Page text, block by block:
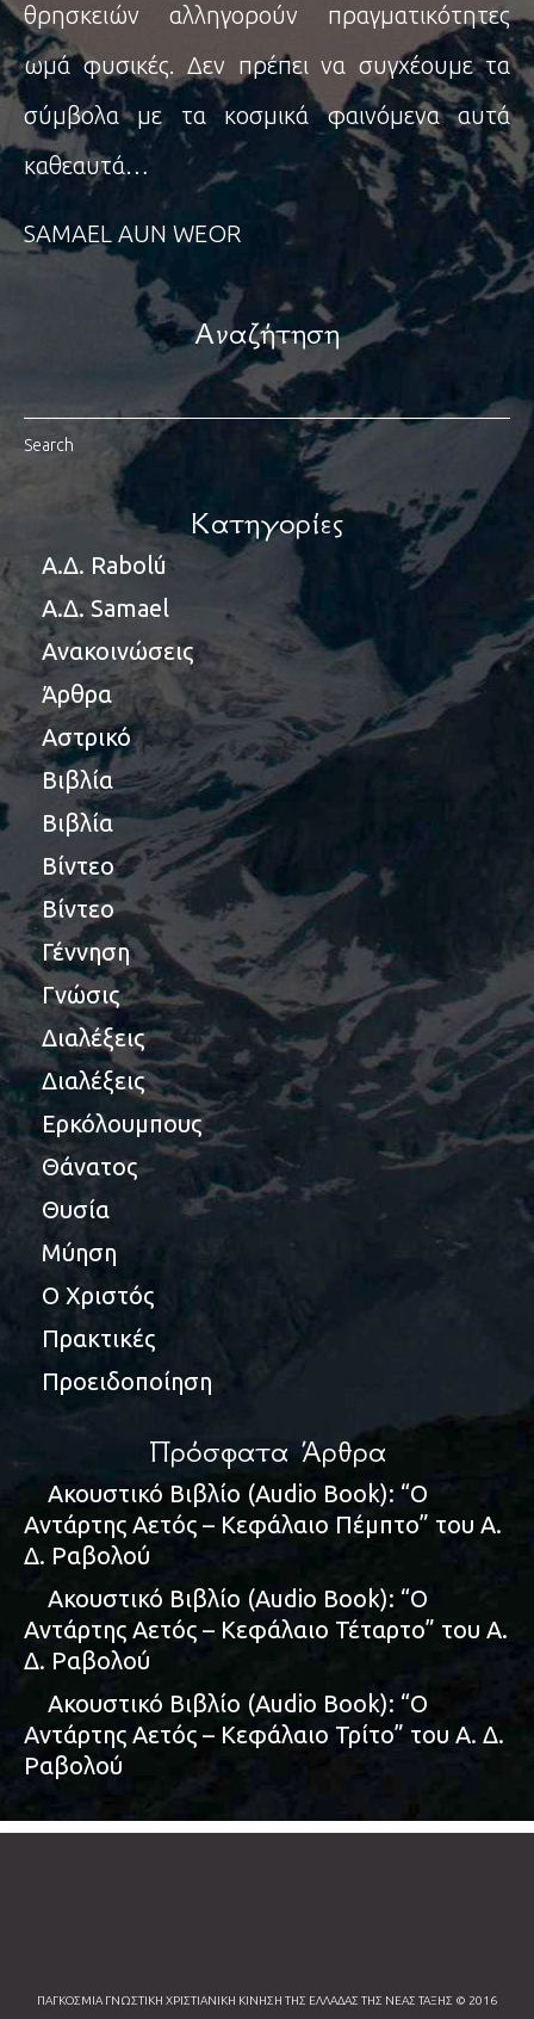
θρησκειών αλληγορούν πραγματικότητες
ωμά φυσικές. Δεν πρέπει να συγχέουμε τα
σύμβολα με τα κοσμικά φαινόμενα αυτά
καθεαυτά…
SAMAEL AUN WEOR
Αναζήτηση
Κατηγορίες
Α.Δ. Rabolú
Α.Δ. Samael
Ανακοινώσεις
Άρθρα
Αστρικό
Βιβλία
Βιβλία
Βίντεο
Βίντεο
Γέννηση
Γνώσις
Διαλέξεις
Διαλέξεις
Ερκόλουμπους
Θάνατος
Θυσία
Μύηση
Ο Χριστός
Πρακτικές
Προειδοποίηση
Πρόσφατα Άρθρα
Ακουστικό Βιβλίο (Audio Book): “Ο
Αντάρτης Αετός – Κεφάλαιο Πέμπτο” του Α.
Δ. Ραβολού
Ακουστικό Βιβλίο (Audio Book): “Ο
Αντάρτης Αετός – Κεφάλαιο Τέταρτο” του Α.
Δ. Ραβολού
Ακουστικό Βιβλίο (Audio Book): “Ο
Αντάρτης Αετός – Κεφάλαιο Τρίτο” του Α. Δ.
Ραβολού
ΠΑΓΚΟΣΜΙΑ ΓΝΩΣΤΙΚΗ ΧΡΙΣΤΙΑΝΙΚΗ ΚΙΝΗΣΗ ΤΗΣ ΕΛΛΑΔΑΣ ΤΗΣ ΝΕΑΣ ΤΑΞΗΣ © 2016